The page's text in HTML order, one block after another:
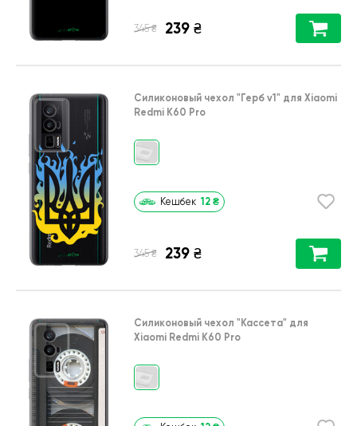
345 ₴ 239 ₴
Силиконовый чехол "Герб v1" для Xiaomi
Redmi K60 Pro
Кешбек 12 ₴
345 ₴ 239 ₴
Силиконовый чехол "Кассета" для
Xiaomi Redmi K60 Pro